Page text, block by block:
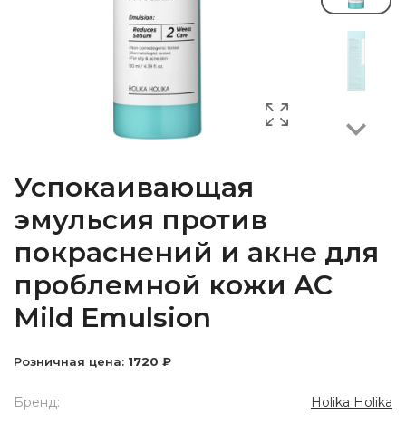
Next
Успокаивающая
эмульсия против
покраснений и акне для
проблемной кожи AC
Mild Emulsion
Розничная цена: 1720 ₽
Бренд: Holika Holika